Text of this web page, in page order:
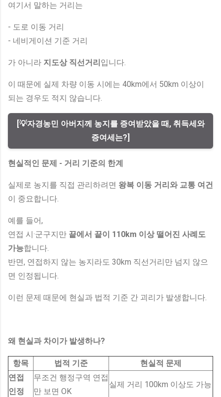
여기서 말하는 거리는
- 도로 이동 거리
- 네비게이션 기준 거리
가 아니라 지도상 직선거리 입니다.
이 때문에 실제 차량 이동 시에는 40km에서 50km 이상이
되는 경우도 적지 않습니다.
[💡자경농민 아버지께 농지를 증여받았을 때, 취득세와
증여세는?]
현실적인 문제 - 거리 기준의 한계
실제로 농지를 직접 관리하려면 왕복 이동 거리와 교통 여건
이 중요합니다.
예를 들어,
연접 시·군구지만 끝에서 끝이 110km 이상 떨어진 사례도
가능합니다.
반면, 연접하지 않는 농지라도 30km 직선거리만 넘지 않으
면 인정됩니다.
이런 문제 때문에 현실과 법적 기준 간 괴리가 발생합니다.
왜 현실과 차이가 발생하나?
항목 법적 기준
현실적 문제
연접
인정
무조건 행정구역 연접
만 보면 OK
실제 거리 100km 이상도 가능